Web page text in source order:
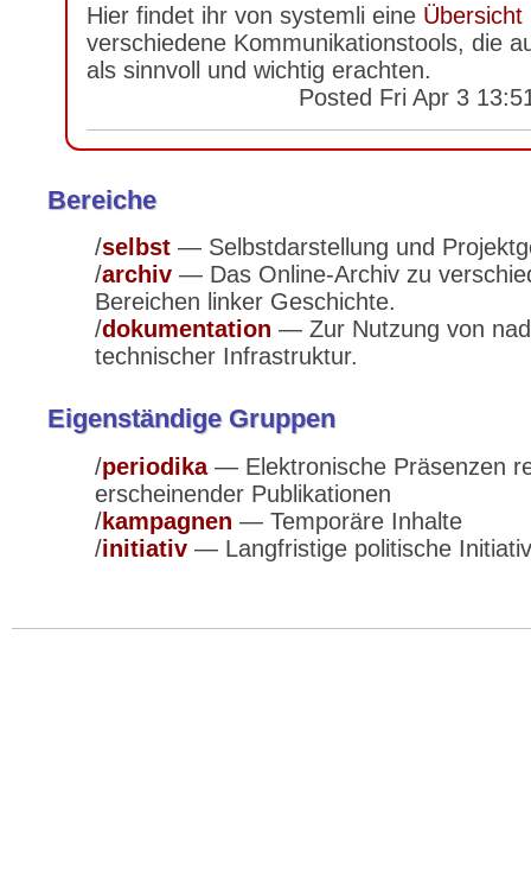
Hier findet ihr von systemli eine Übersicht
verschiedene Kommunikationstools, die
als sinnvoll und wichtig erachten.
Posted Fri Apr 3
Bereiche
selbst — Selbstdarstellung und
archiv — Das Online-Archiv zu
Bereichen linker Geschichte.
dokumentation — Zur Nutzung von
technischer Infrastruktur.
Eigenständige Gruppen
periodika— Elektronische Präsenzen
erscheinender Publikationen
kampagnen — Temporäre Inhalte
initiativ — Langfristige politische